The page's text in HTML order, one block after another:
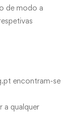
de modo a
encontram-se
a qualquer